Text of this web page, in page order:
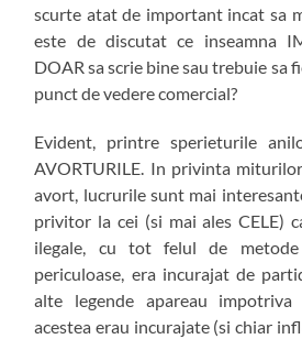
scurte atat de important incat sa
este de discutat ce inseamna
DOAR sa scrie bine sau trebuie sa
punct de vedere comercial?
Evident, printre sperieturile
AVORTURILE. In privinta
avort, lucrurile sunt mai
privitor la cei (si mai ales CELE)
ilegale, cu tot felul de
periculoase, era incurajat de
alte legende apareau
acestea erau incurajate (si chiar